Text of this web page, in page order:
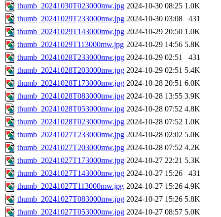
thumb_20241030T023000mw.jpg 2024-10-30 08:25 1.0K
thumb_20241029T233000mw.jpg 2024-10-30 03:08
431
thumb_20241029T143000mw.jpg 2024-10-29 20:50 1.0K
thumb_20241029T113000mw.jpg 2024-10-29 14:56 5.8K
thumb_20241028T233000mw.jpg 2024-10-29 02:51
431
thumb_20241028T203000mw.jpg 2024-10-29 02:51 5.4K
thumb_20241028T173000mw.jpg 2024-10-28 20:51 6.0K
thumb_20241028T083000mw.jpg 2024-10-28 13:55 3.9K
thumb_20241028T053000mw.jpg 2024-10-28 07:52 4.8K
thumb_20241028T023000mw.jpg 2024-10-28 07:52 1.0K
thumb_20241027T233000mw.jpg 2024-10-28 02:02 5.0K
thumb_20241027T203000mw.jpg 2024-10-28 07:52 4.2K
thumb_20241027T173000mw.jpg 2024-10-27 22:21 5.3K
thumb_20241027T143000mw.jpg 2024-10-27 15:26
431
thumb_20241027T113000mw.jpg 2024-10-27 15:26 4.9K
thumb_20241027T083000mw.jpg 2024-10-27 15:26 5.8K
thumb_20241027T053000mw.jpg 2024-10-27 08:57 5.0K